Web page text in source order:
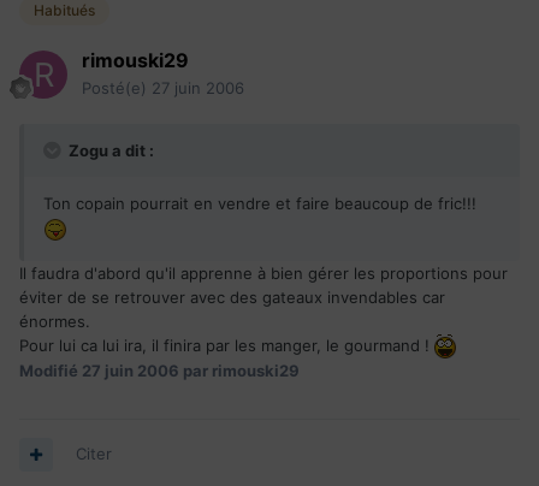
Habitués
rimouski29
Posté(e) 27 juin 2006
Zogu a dit :
Ton copain pourrait en vendre et faire beaucoup de fric!!!
Il faudra d'abord qu'il apprenne à bien gérer les proportions pour
éviter de se retrouver avec des gateaux invendables car
énormes.
Pour lui ca lui ira, il finira par les manger, le gourmand !
Modifié 27 juin 2006 par rimouski29
Citer